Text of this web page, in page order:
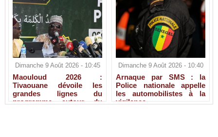
Dimanche 9 Août 2026 - 10:45
Maouloud 2026 :
Tivaouane dévoile les
grandes lignes du
programme autour du
Dimanche 9 Août 2026 - 10:40
Arnaque par SMS : la
Police nationale appelle
les automobilistes à la
vigilance